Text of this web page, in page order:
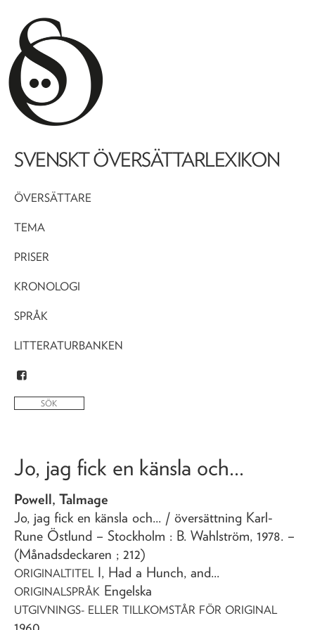
SVENSKT ÖVERSÄTTARLEXIKON
ÖVERSÄTTARE
TEMA
PRISER
KRONOLOGI
SPRÅK
LITTERATURBANKEN
Jo, jag fick en känsla och...
Powell, Talmage
Jo, jag fick en känsla och... / översättning Karl-
Rune Östlund – Stockholm : B. Wahlström, 1978. –
(Månadsdeckaren ; 212)
ORIGINALTITEL I, Had a Hunch, and...
ORIGINALSPRÅK Engelska
UTGIVNINGS- ELLER TILLKOMSTÅR FÖR ORIGINAL